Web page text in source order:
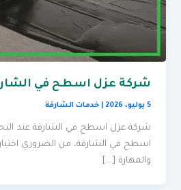
شركة عزل اسطح في
5 يوليو، 2026 |خدمات الشارقة
شركة عزل اسطح في الشارقة عند
اسطح في الشارقة، من الضروري
والمهارة […]